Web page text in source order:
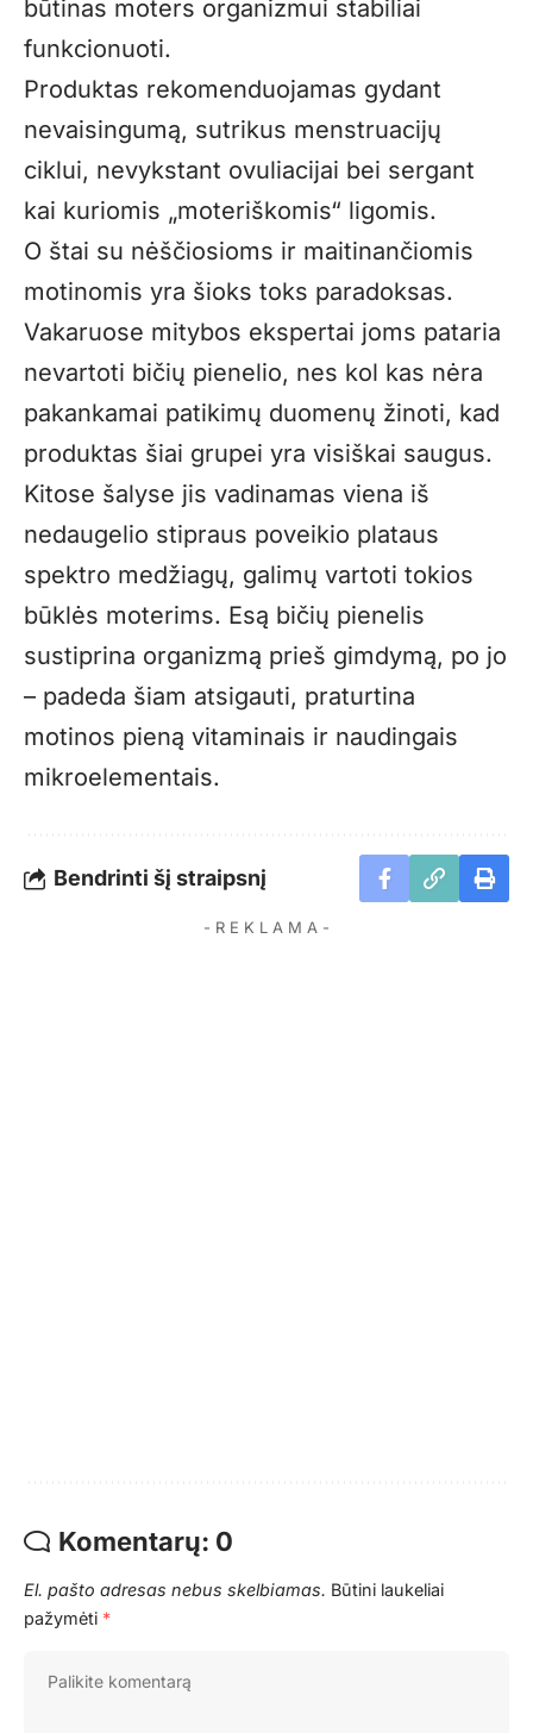
būtinas moters organizmui stabiliai
funkcionuoti.
Produktas rekomenduojamas gydant
nevaisingumą, sutrikus menstruacijų
ciklui, nevykstant ovuliacijai bei sergant
kai kuriomis „moteriškomis“ ligomis.
O štai su nėščiosioms ir maitinančiomis
motinomis yra šioks toks paradoksas.
Vakaruose mitybos ekspertai joms pataria
nevartoti bičių pienelio, nes kol kas nėra
pakankamai patikimų duomenų žinoti, kad
produktas šiai grupei yra visiškai saugus.
Kitose šalyse jis vadinamas viena iš
nedaugelio stipraus poveikio plataus
spektro medžiagų, galimų vartoti tokios
būklės moterims. Esą bičių pienelis
sustiprina organizmą prieš gimdymą, po jo
– padeda šiam atsigauti, praturtina
motinos pieną vitaminais ir naudingais
mikroelementais.
Bendrinti šį straipsnį
- R E K L A M A -
Komentarų: 0
El. pašto adresas nebus skelbiamas. Būtini laukeliai
pažymėti *